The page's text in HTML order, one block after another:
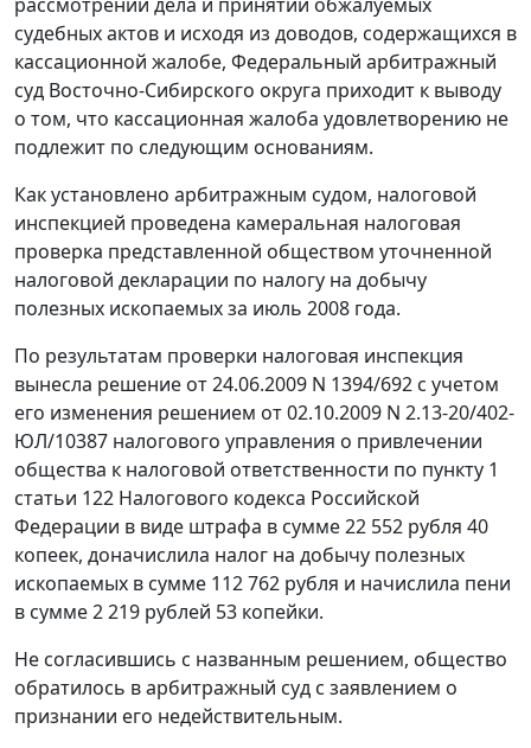
судебных актов и исходя из доводов, содержащихся в
кассационной жалобе, Федеральный арбитражный
суд Восточно-Сибирского округа приходит к выводу
о том, что кассационная жалоба удовлетворению не
подлежит по следующим основаниям.
Как установлено арбитражным судом, налоговой
инспекцией проведена камеральная налоговая
проверка представленной обществом уточненной
налоговой декларации по налогу на добычу
полезных ископаемых за июль 2008 года.
По результатам проверки налоговая инспекция
вынесла решение от 24.06.2009 N 1394/692 с учетом
его изменения решением от 02.10.2009 N 2.13-20/402-
ЮЛ/10387 налогового управления о привлечении
общества к налоговой ответственности по пункту 1
статьи 122 Налогового кодекса Российской
Федерации в виде штрафа в сумме 22 552 рубля 40
копеек, доначислила налог на добычу полезных
ископаемых в сумме 112 762 рубля и начислила пени
в сумме 2 219 рублей 53 копейки.
Не согласившись с названным решением, общество
обратилось в арбитражный суд с заявлением о
признании его недействительным.